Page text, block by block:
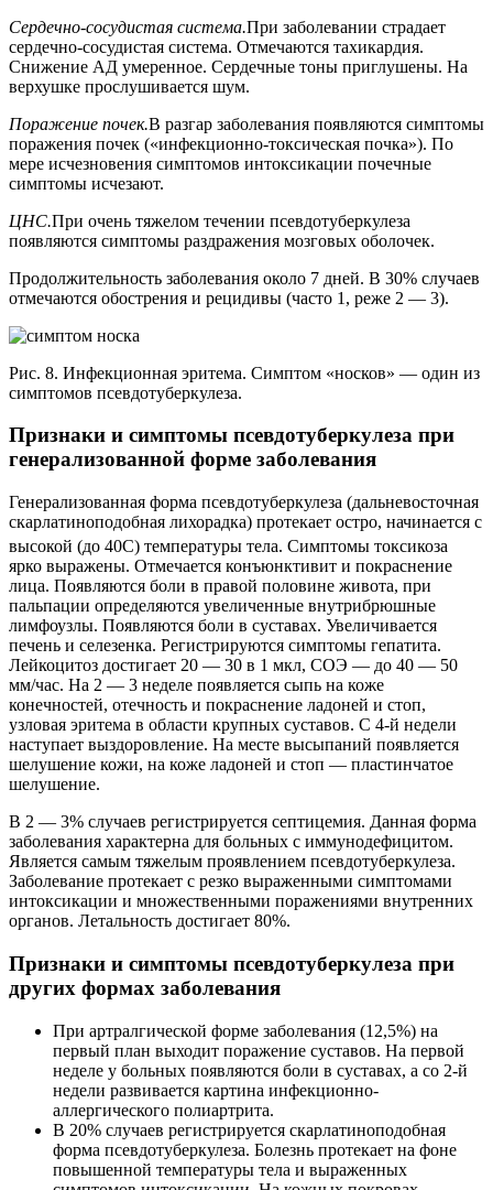
Сердечно-сосудистая система.При заболевании страдает
сердечно-сосудистая система. Отмечаются тахикардия.
Снижение АД умеренное. Сердечные тоны приглушены. На
верхушке прослушивается шум.
Поражение почек.В разгар заболевания появляются симптомы
поражения почек («инфекционно-токсическая почка»). По
мере исчезновения симптомов интоксикации почечные
симптомы исчезают.
ЦНС.При очень тяжелом течении псевдотуберкулеза
появляются симптомы раздражения мозговых оболочек.
Продолжительность заболевания около 7 дней. В 30% случаев
отмечаются обострения и рецидивы (часто 1, реже 2 — 3).
Рис. 8. Инфекционная эритема. Симптом «носков» — один из
симптомов псевдотуберкулеза.
Признаки и симптомы псевдотуберкулеза при
генерализованной форме заболевания
Генерализованная форма псевдотуберкулеза (дальневосточная
скарлатиноподобная лихорадка) протекает остро, начинается с
высокой (до 40С) температуры тела. Симптомы токсикоза
ярко выражены. Отмечается конъюнктивит и покраснение
лица. Появляются боли в правой половине живота, при
пальпации определяются увеличенные внутрибрюшные
лимфоузлы. Появляются боли в суставах. Увеличивается
печень и селезенка. Регистрируются симптомы гепатита.
Лейкоцитоз достигает 20 — 30 в 1 мкл, СОЭ — до 40 — 50
мм/час. На 2 — 3 неделе появляется сыпь на коже
конечностей, отечность и покраснение ладоней и стоп,
узловая эритема в области крупных суставов. С 4-й недели
наступает выздоровление. На месте высыпаний появляется
шелушение кожи, на коже ладоней и стоп — пластинчатое
шелушение.
В 2 — 3% случаев регистрируется септицемия. Данная форма
заболевания характерна для больных с иммунодефицитом.
Является самым тяжелым проявлением псевдотуберкулеза.
Заболевание протекает с резко выраженными симптомами
интоксикации и множественными поражениями внутренних
органов. Летальность достигает 80%.
Признаки и симптомы псевдотуберкулеза при
других формах заболевания
При артралгической форме заболевания (12,5%) на
первый план выходит поражение суставов. На первой
неделе у больных появляются боли в суставах, а со 2-й
недели развивается картина инфекционно-
аллергического полиартрита.
В 20% случаев регистрируется скарлатиноподобная
форма псевдотуберкулеза. Болезнь протекает на фоне
повышенной температуры тела и выраженных